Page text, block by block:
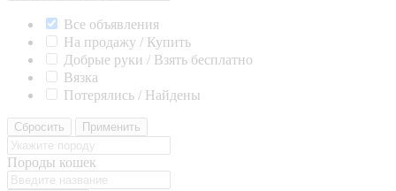
Все объявления
На продажу / Купить
Добрые руки / Взять бесплатно
Вязка
Потерялись / Найдены
Сбросить Применить
Породы кошек